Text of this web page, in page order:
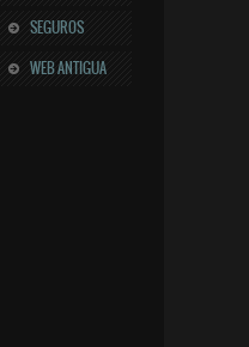
SEGUROS
WEB ANTIGUA